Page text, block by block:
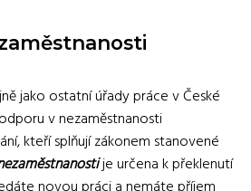
jako ostatní úřady práce v České
v nezaměstnanosti
kteří splňují zákonem stanovené
je určena k překlenutí